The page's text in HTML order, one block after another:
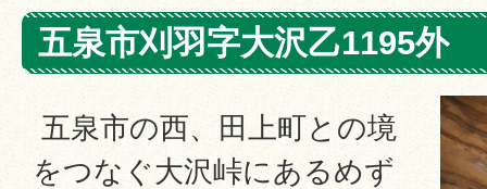
五泉市刈羽字大沢乙1195外
五泉市の西、田上町との境
をつなぐ大沢峠にあるめず